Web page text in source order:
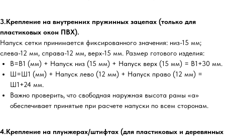
3.Крепление на внутренних пружинных зацепах (только для
пластиковых окон ПВХ).
Напуск сетки принимается фиксированного значения: низ-15 мм;
слева-12 мм, справа-12 мм, верх-15 мм. Размер готового изделия:
В=В1 (мм) + Напуск низ (15 мм) + Напуск верх (15 мм) = В1+30 мм.
Ш=Ш1 (мм) + Напуск лево (12 мм) + Напуск право (12 мм) =
Ш1+24 мм.
Важно проверить, что свободная наружная высота рамы «а»
обеспечивает принятые при расчете напуски по всем сторонам.
4.Крепление на плунжерах/штифтах (для пластиковых и деревянных